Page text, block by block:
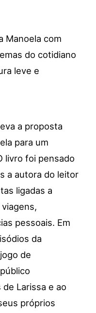
Manoela com
do cotidiano
leve e
a proposta
para um
livro foi pensado
a autora do leitor
ligadas a
pessoais. Em
da
de
Larissa e ao
próprios